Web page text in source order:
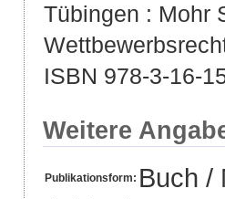
Tübingen : Mohr
ISBN 978-3-16-
Weitere
Publikationsform: Buch /